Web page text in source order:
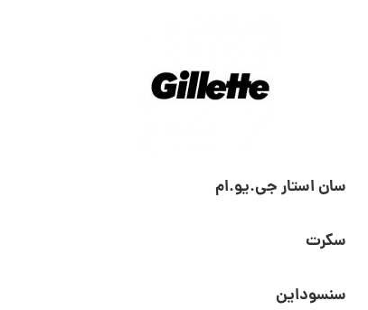
سان استار جی.یو.ام
سکرت
سنسوداین